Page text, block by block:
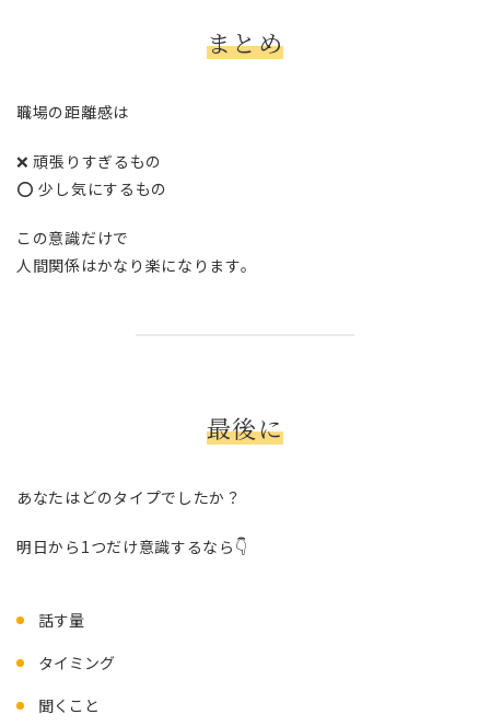
まとめ
職場の距離感は
❌ 頑張りすぎるもの
⭕ 少し気にするもの
この意識だけで
人間関係はかなり楽になります。
最後に
あなたはどのタイプでしたか？
明日から1つだけ意識するなら👇
話す量
タイミング
聞くこと